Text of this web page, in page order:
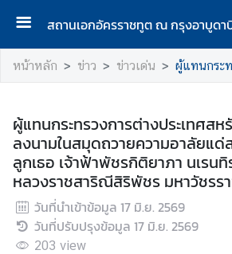
สถานเอกอัครราชทูต ณ กรุงอาบูดา
ห
น้
ร
ก
ติ
ด
ต่
อ
หน้าหลัก ข่าว ข่าวเด่น ผู้แทนกระทรวงการต่างประเทศสหรัฐอาหรับเอมิเรตส์ ลงนามใน
ผู้แทนกระทรวงการต่างประเทศสห
ลงนามในสมุดถวายความอาลัยแด่
ลูกเธอ เจ้าฟ้าพัชรกิติยาภา นเรน
หลวงราชสาริณีสิริพัชร มหาวัชรร
วันที่นำเข้าข้อมูล 17 มิ.ย. 2569
วันที่ปรับปรุงข้อมูล 17 มิ.ย. 2569
203 view